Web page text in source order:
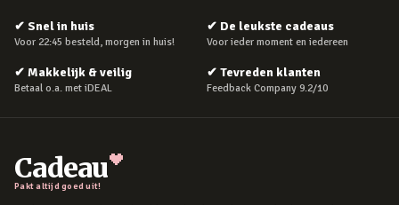
✔ Snel in huis
Voor 22:45 besteld, morgen in huis!
✔ De leukste cadeaus
Voor ieder moment en iedereen
✔ Makkelijk & veilig
Betaal o.a. met iDEAL
✔ Tevreden klanten
Feedback Company 9.2/10
Cadeau
Pakt altijd goed uit!